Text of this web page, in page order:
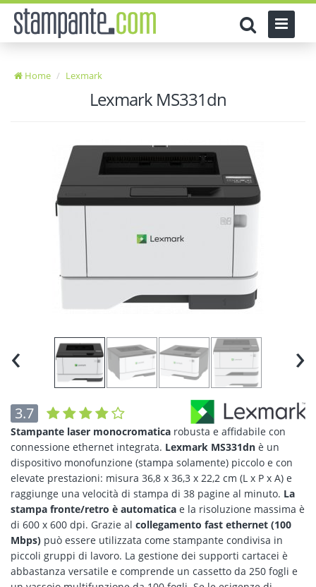
Home Lexmark
Lexmark MS331dn
‹ ›
3.7
Stampante laser monocromatica robusta e affidabile con
connessione ethernet integrata. Lexmark MS331dn è un
dispositivo monofunzione (stampa solamente) piccolo e con
elevate prestazioni: misura 36,8 x 36,3 x 22,2 cm (L x P x A) e
raggiunge una velocità di stampa di 38 pagine al minuto. La
stampa fronte/retro è automatica e la risoluzione massima è
di 600 x 600 dpi. Grazie al collegamento fast ethernet (100
Mbps) può essere utilizzata come stampante condivisa in
piccoli gruppi di lavoro. La gestione dei supporti cartacei è
abbastanza versatile e comprende un cassetto da 250 fogli e